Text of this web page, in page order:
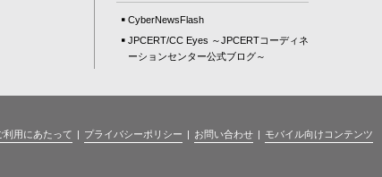
CyberNewsFlash
JPCERT/CC Eyes ～JPCERTコーディネ
ーションセンター公式ブログ～
利用にあたって プライバシーポリシー お問い合わせ モバイル向けコンテンツ